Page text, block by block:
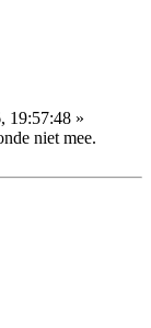
19:57:48 »
niet mee.